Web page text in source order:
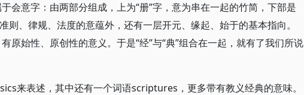
会意字：由两部分组成，上为“册”字，意为串在一起的竹简，下部是
则、律规、法度的意蕴外，还有一层开元、缘起、始于的基本指向。
原始性、原创性的意义。于是“经”与“典”组合在一起，就有了我们所说
来表述，其中还有一个词语scriptures，更多带有教义经典的意味。